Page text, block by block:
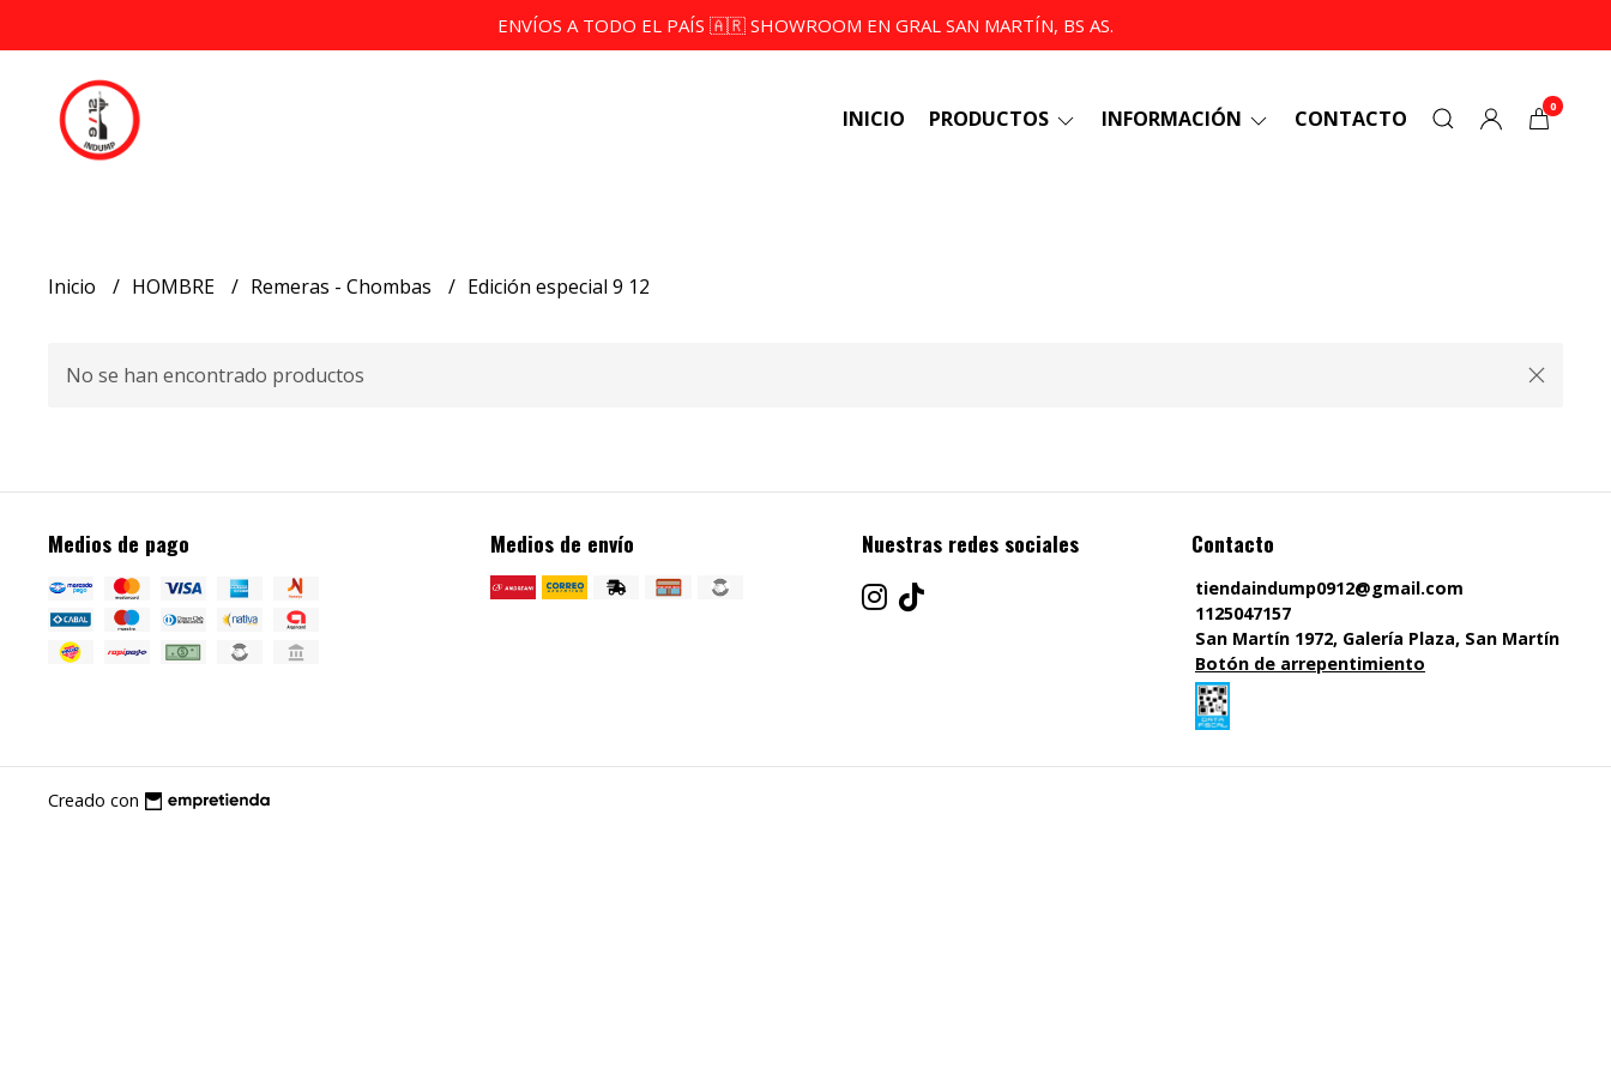
ENVÍOS A TODO EL PAÍS 🇦🇷 SHOWROOM EN GRAL SAN MARTÍN, BS AS.
INICIO PRODUCTOS INFORMACIÓN CONTACTO 0
Inicio HOMBRE Remeras - Chombas Edición especial 9 12
No se han encontrado productos
Medios de pago Medios de envío Nuestras redes sociales Contacto
tiendaindump0912@gmail.com
1125047157
San Martín 1972, Galería Plaza, San Martín
Botón de arrepentimiento
Creado con